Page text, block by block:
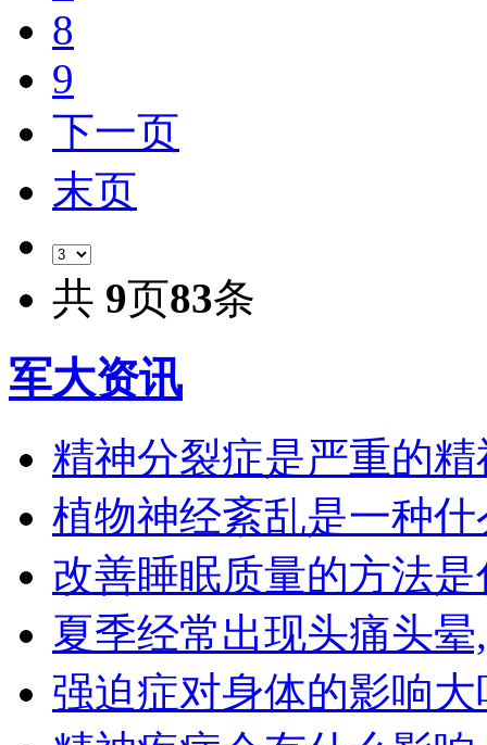
8
9
下一页
末页
共 9页83条
军大资讯
精神分裂症是严重的
植物神经紊乱是一种
改善睡眠质量的方法
夏季经常出现头痛头
强迫症对身体的影响